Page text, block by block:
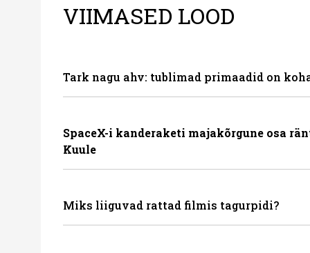
VIIMASED LOOD
Tark nagu ahv: tublimad primaadid on
SpaceX-i kanderaketi majakõrgune osa
Kuule
Miks liiguvad rattad filmis tagurpidi?